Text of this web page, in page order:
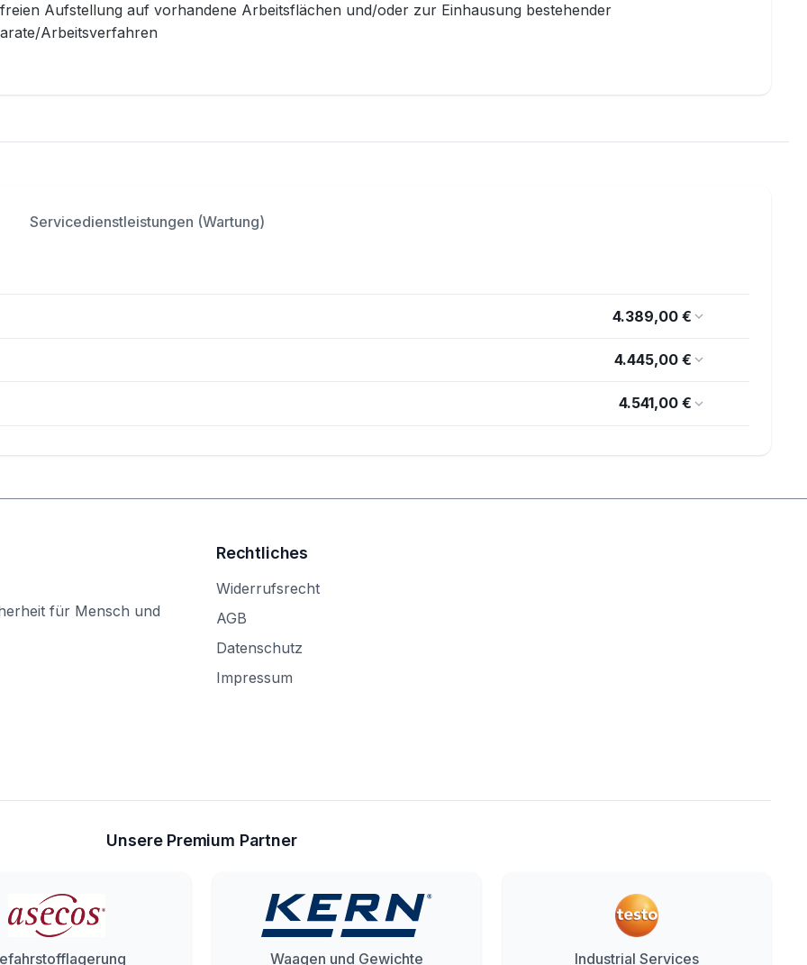
Aufstellung auf vorhandene Arbeitsflächen und/oder zur Einhausung bestehender
Arbeitsverfahren
Servicedienstleistungen (Wartung)
4.389,00 €
4.445,00 €
4.541,00 €
für Mensch und
Rechtliches
Widerrufsrecht
AGB
Datenschutz
Impressum
Unsere Premium Partner
Waagen und Gewichte Industrial Services